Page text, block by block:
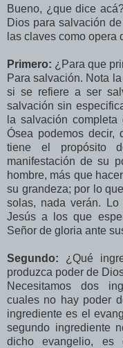
Bueno, ¿que dice
Dios para salvación
las claves como opera
Primero: ¿Para que
Para salvación. Nota
si se refiere a ser
salvación sin
la salvación
Ósea podemos decir,
tiene el propósito
manifestación de su
hombre, más que
su grandeza; por lo
solas, nada verán.
Jesús a los que
Señor de gloria ante
Segundo: ¿Qué
produzca poder de
Necesitamos dos
cuales no hay poder
ingrediente es el
segundo ingrediente
dicho evangelio,